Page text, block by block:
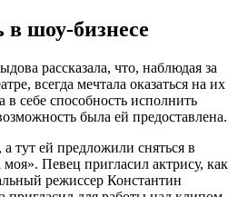
шоу-бизнесе
рассказала, что, наблюдая за
всегда мечтала оказаться на их
себе способность исполнить
была ей предоставлена.
тут ей предложили сняться в
Певец пригласил актрису, как
режиссер Константин